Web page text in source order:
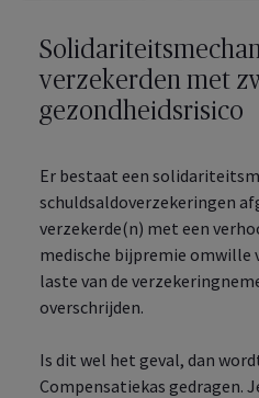
verzekerden met
gezondheidsrisico
Er bestaat een
schuldsaldoverzekeringen
verzekerde(n) met een
medische bijpremie omwille
laste van de
overschrijden.
Is dit wel het geval, dan
Compensatiekas gedragen.